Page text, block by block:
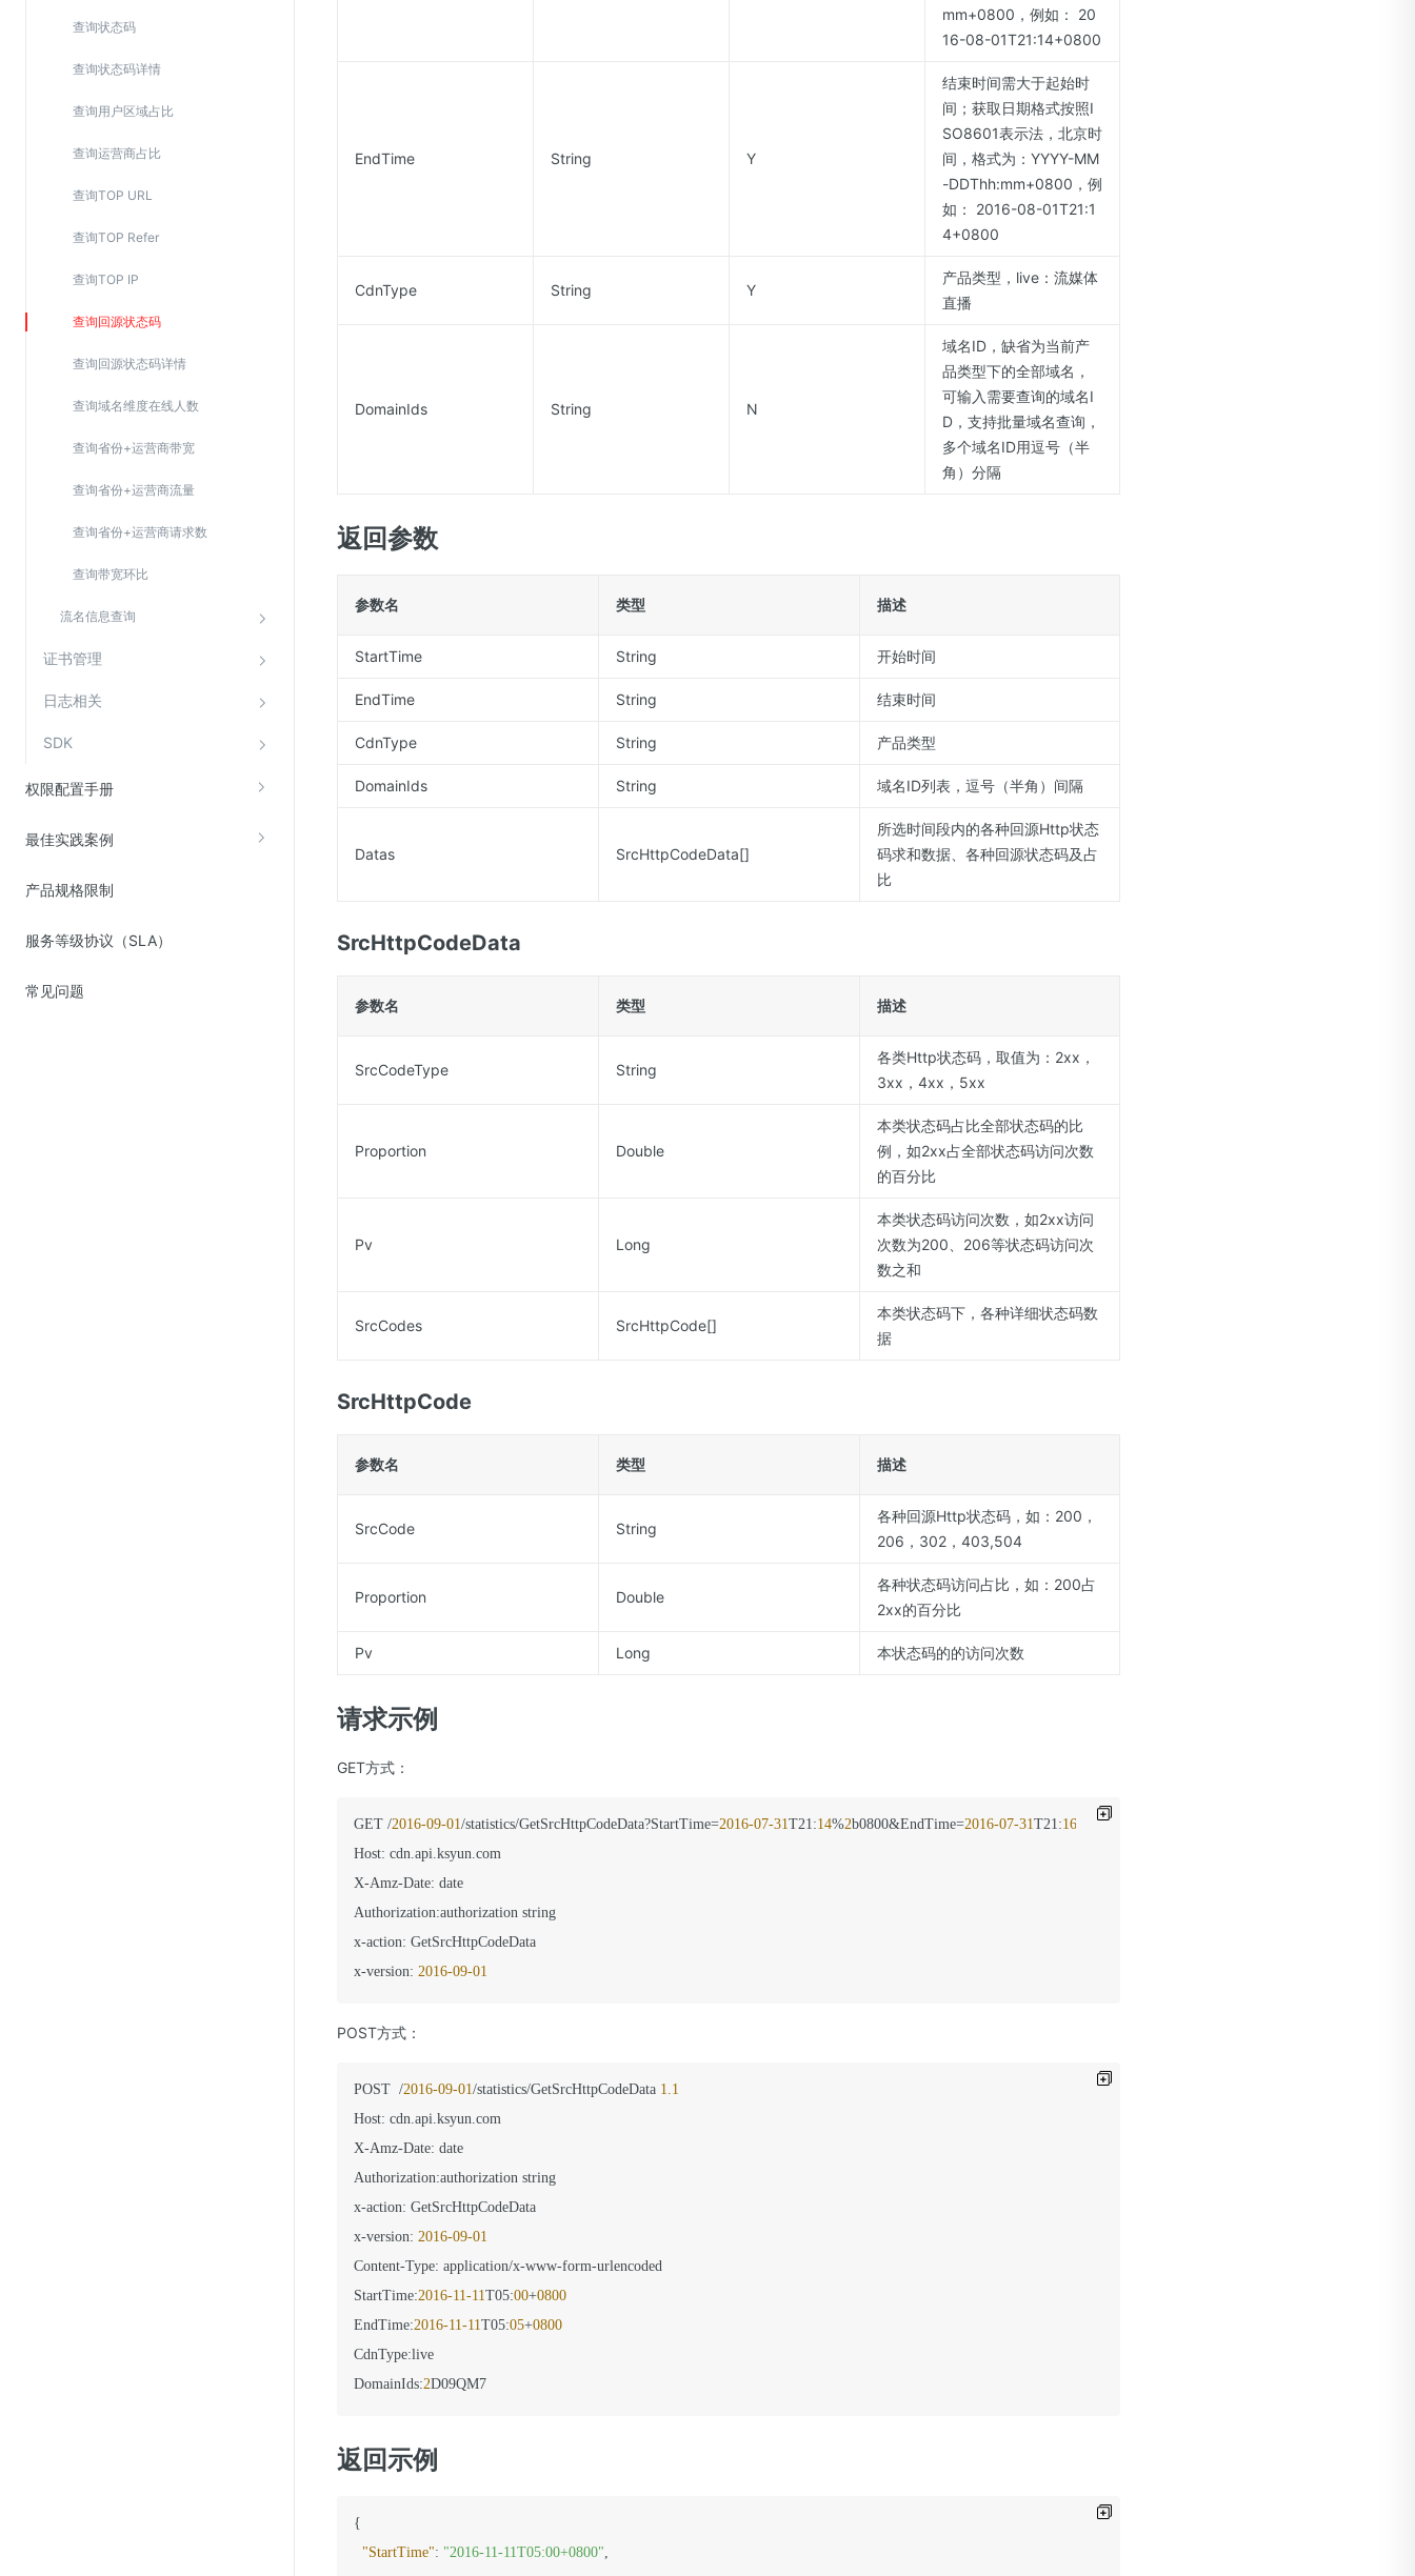
查询状态码
查询状态码详情
查询用户区域占比
查询运营商占比
查询TOP URL
查询TOP Refer
查询TOP IP
查询回源状态码
查询回源状态码详情
查询域名维度在线人数
查询省份+运营商带宽
查询省份+运营商流量
查询省份+运营商请求数
查询带宽环比
流名信息查询
证书管理
日志相关
SDK
权限配置手册
最佳实践案例
产品规格限制
服务等级协议（SLA）
常见问题
欧盟数据保护条例（GDPR）
mm+0800，例如： 20
16-08-01T21:14+0800
EndTime String Y
结束时间需大于起始时
间；获取日期格式按照I
SO8601表示法，北京时
间，格式为：YYYY-MM
-DDThh:mm+0800，例
如： 2016-08-01T21:1
4+0800
CdnType String Y
产品类型，live：流媒体
直播
DomainIds String N
域名ID，缺省为当前产
品类型下的全部域名，
可输入需要查询的域名I
D，支持批量域名查询，
多个域名ID用逗号（半
角）分隔
返回参数
参数名 类型 描述
StartTime String 开始时间
EndTime String 结束时间
CdnType String 产品类型
DomainIds String 域名ID列表，逗号（半角）间隔
Datas SrcHttpCodeData[]
所选时间段内的各种回源Http状态
码求和数据、各种回源状态码及占
比
SrcHttpCodeData
参数名 类型 描述
SrcCodeType String
各类Http状态码，取值为：2xx，
3xx，4xx，5xx
Proportion Double
本类状态码占比全部状态码的比
例，如2xx占全部状态码访问次数
的百分比
Pv Long
本类状态码访问次数，如2xx访问
次数为200、206等状态码访问次
数之和
SrcCodes SrcHttpCode[]
本类状态码下，各种详细状态码数
据
SrcHttpCode
参数名 类型 描述
SrcCode String
各种回源Http状态码，如：200，
206，302，403,504
Proportion Double
各种状态码访问占比，如：200占
2xx的百分比
Pv Long 本状态码的的访问次数
请求示例
GET方式：
GET /2016-09-01/statistics/GetSrcHttpCodeData?StartTime=2016-07-31T21:14%2b0800&EndTime=2016-07-31T21:16 b0800&CdnType=live&DomainIds=
Host: cdn.api.ksyun.com
X-Amz-Date: date
Authorization:authorization string
x-action: GetSrcHttpCodeData
x-version: 2016-09-01
POST方式：
POST  /2016-09-01/statistics/GetSrcHttpCodeData 1.1
Host: cdn.api.ksyun.com
X-Amz-Date: date
Authorization:authorization string
x-action: GetSrcHttpCodeData
x-version: 2016-09-01
Content-Type: application/x-www-form-urlencoded
StartTime:2016-11-11T05:00+0800
EndTime:2016-11-11T05:05+0800
CdnType:live
DomainIds:2D09QM7
返回示例
{
"StartTime": "2016-11-11T05:00+0800",